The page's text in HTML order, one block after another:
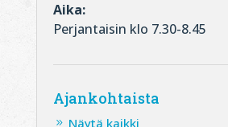
Aika:
Perjantaisin klo 7.30-8.45
Ajankohtaista
Näytä kaikki